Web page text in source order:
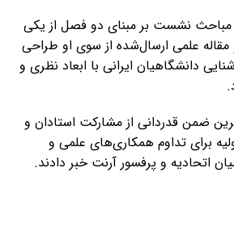
نشست بر مبنای دو فصل از یکی
علمی ارسال‌شده از سوی او طراحی
دانشگاهیان ایرانی با ابعاد نظری و
ضمن قدردانی از مشارکت استادان و
برای تداوم همکاری‌های علمی و
اتحادیه و پرفسور آرنت خبر دادند.